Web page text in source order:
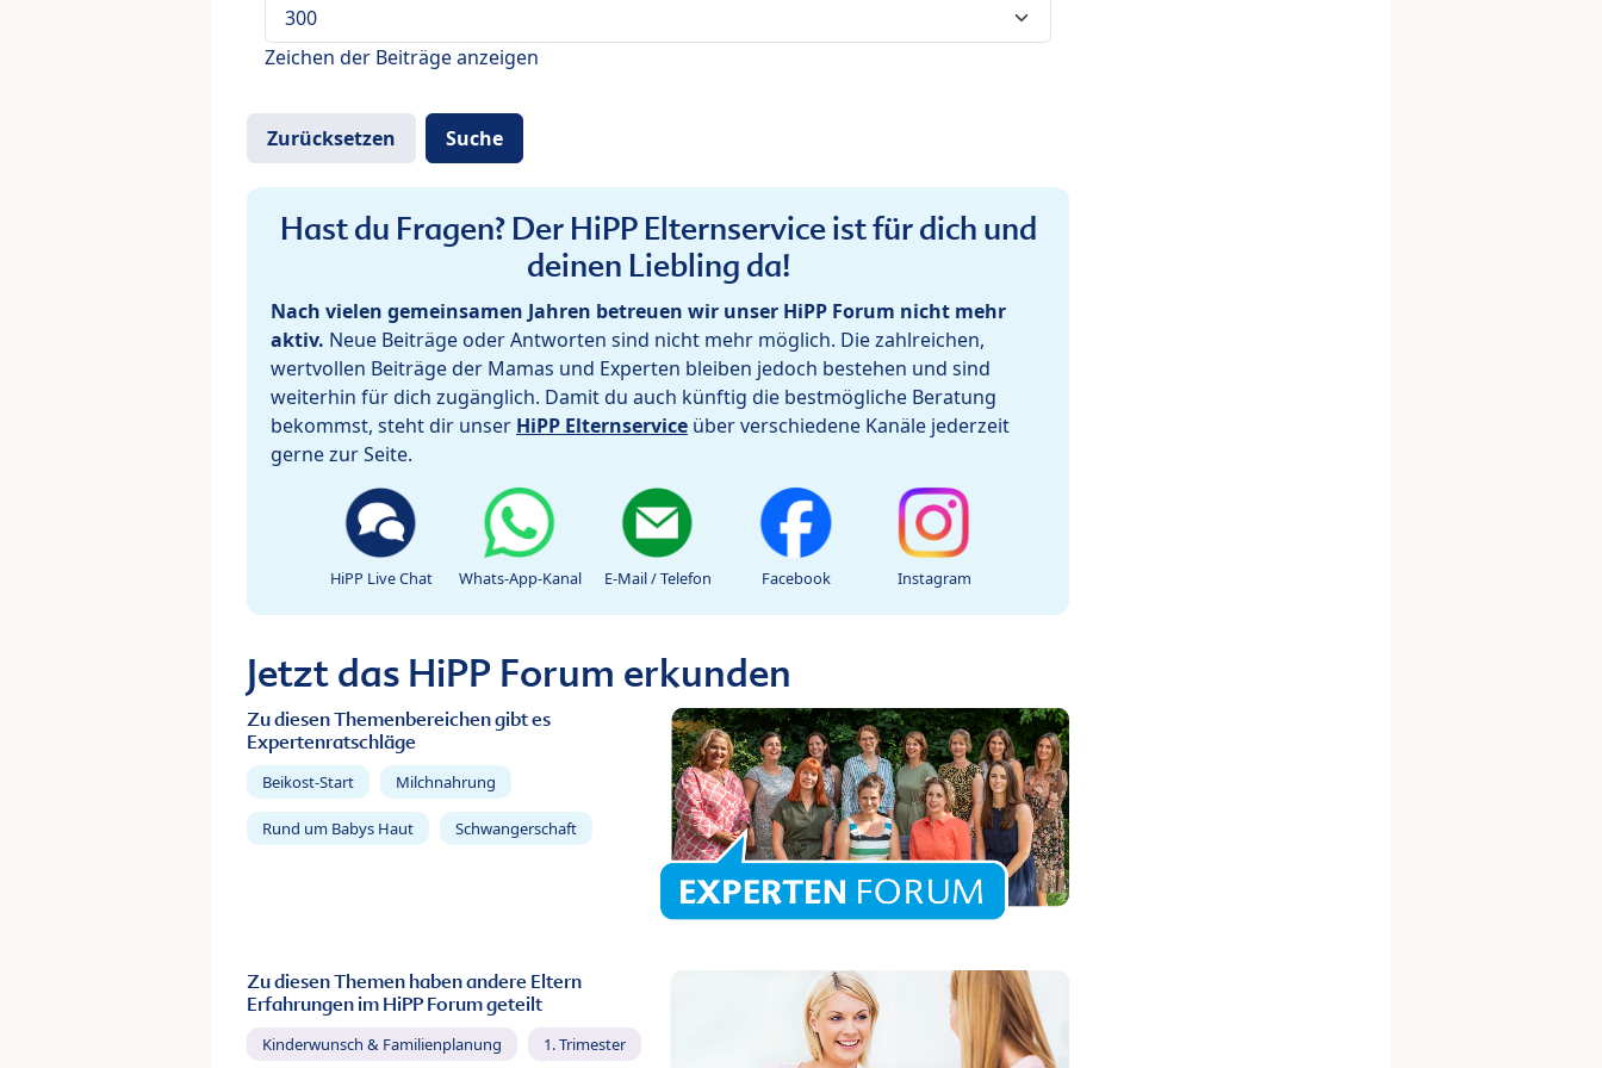
Zeichen der Beiträge anzeigen
Hast du Fragen? Der HiPP Elternservice ist für dich und
deinen Liebling da!
Nach vielen gemeinsamen Jahren betreuen wir unser HiPP Forum nicht mehr
aktiv. Neue Beiträge oder Antworten sind nicht mehr möglich. Die zahlreichen,
wertvollen Beiträge der Mamas und Experten bleiben jedoch bestehen und sind
weiterhin für dich zugänglich. Damit du auch künftig die bestmögliche Beratung
bekommst, steht dir unser HiPP Elternservice über verschiedene Kanäle jederzeit
gerne zur Seite.
HiPP Live Chat Whats-App-Kanal E-Mail / Telefon Facebook Instagram
Jetzt das HiPP Forum erkunden
Zu diesen Themenbereichen gibt es
Expertenratschläge
Beikost-Start Milchnahrung
Rund um Babys Haut Schwangerschaft
Zu diesen Themen haben andere Eltern
Erfahrungen im HiPP Forum geteilt
Kinderwunsch & Familienplanung 1. Trimester